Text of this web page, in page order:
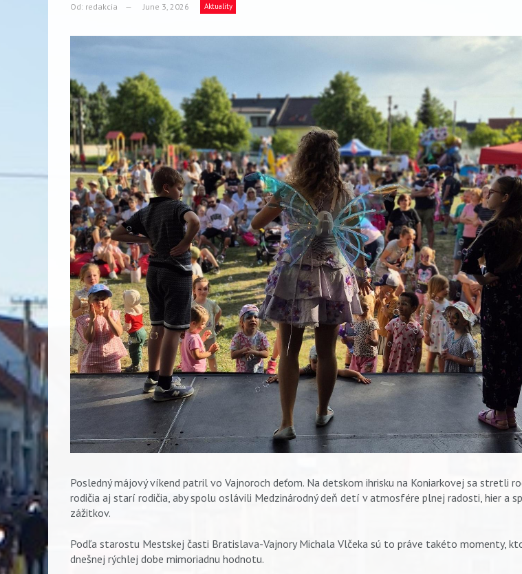
Od: redakcia June 3, 2026 Aktuality
Posledný májový víkend patril vo Vajnoroch deťom. Na detskom ihrisku na Koniarkovej sa stretli
rodičia aj starí rodičia, aby spolu oslávili Medzinárodný deň detí v atmosfére plnej radosti, hier a
zážitkov.
Podľa starostu Mestskej časti Bratislava-Vajnory Michala Vlčeka sú to práve takéto momenty,
dnešnej rýchlej dobe mimoriadnu hodnotu.